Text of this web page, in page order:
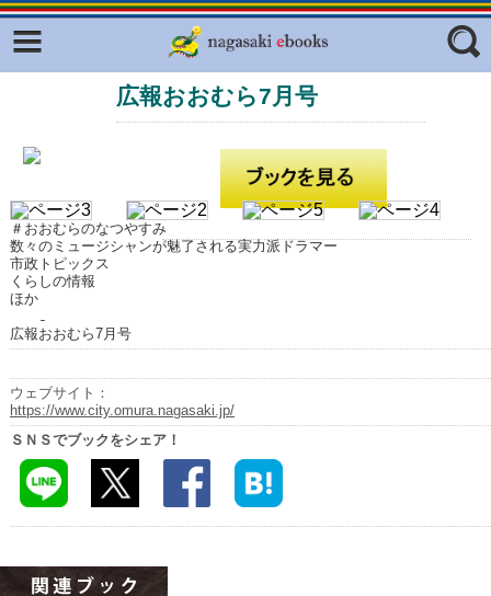
フリーワード
ジャンル
広報おおむら7月号
＃おおむらのなつやすみ
数々のミュージシャンが魅了される実力派ドラマー
市政トピックス
くらしの情報
ほか
広報おおむら7月号
ウェブサイト：
https://www.city.omura.nagasaki.jp/
ＳＮＳでブックをシェア！
Facebook
ふくいろキラリプロジェクト
ラリー（TOKYO Brochures）
はじめてご利用される方へ
コンテンツ
明治日本の産業革命遺産
長崎と天草地方の潜伏キリシタン
関連遺産
大学・専門学校ナビ
ハイスクールナビ
いきebooks